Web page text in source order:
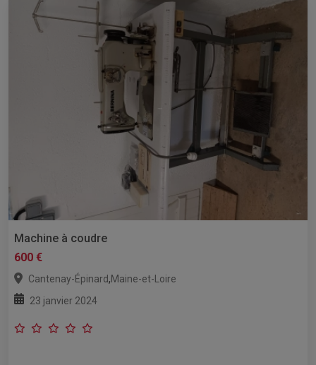
Machine à coudre
600 €
Cantenay-Épinard,Maine-et-Loire
23 janvier 2024